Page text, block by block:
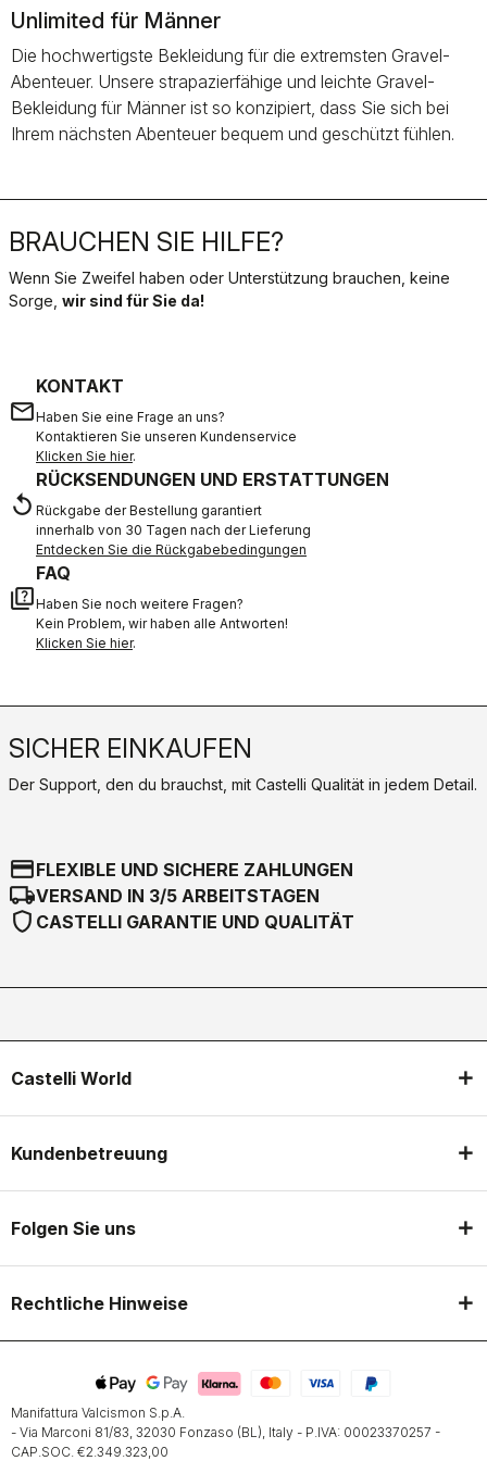
Unlimited für Männer
Die hochwertigste Bekleidung für die extremsten Gravel-
Abenteuer. Unsere strapazierfähige und leichte Gravel-
Bekleidung für Männer ist so konzipiert, dass Sie sich bei
Ihrem nächsten Abenteuer bequem und geschützt fühlen.
BRAUCHEN SIE HILFE?
Wenn Sie Zweifel haben oder Unterstützung brauchen, keine
Sorge, wir sind für Sie da!
email
KONTAKT
Haben Sie eine Frage an uns?
Kontaktieren Sie unseren Kundenservice
Klicken Sie hier.
replay
RÜCKSENDUNGEN UND ERSTATTUNGEN
Rückgabe der Bestellung garantiert
innerhalb von 30 Tagen nach der Lieferung
Entdecken Sie die Rückgabebedingungen
quiz
FAQ
Haben Sie noch weitere Fragen?
Kein Problem, wir haben alle Antworten!
Klicken Sie hier.
SICHER EINKAUFEN
Der Support, den du brauchst, mit Castelli Qualität in jedem Detail.
credit_cardFLEXIBLE UND SICHERE ZAHLUNGEN
local_shippingVERSAND IN 3/5 ARBEITSTAGEN
shield CASTELLI GARANTIE UND QUALITÄT
Castelli World
Kundenbetreuung
Folgen Sie uns
Rechtliche Hinweise
Manifattura Valcismon S.p.A.
- Via Marconi 81/83, 32030 Fonzaso (BL), Italy - P.IVA: 00023370257 -
CAP.SOC. €2.349.323,00